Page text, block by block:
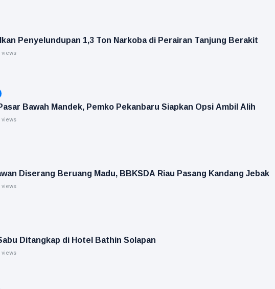
Penyelundupan 1,3 Ton Narkoba di Perairan Tanjung Berakit
views
Bawah Mandek, Pemko Pekanbaru Siapkan Opsi Ambil Alih
views
Diserang Beruang Madu, BBKSDA Riau Pasang Kandang Jebak
views
Ditangkap di Hotel Bathin Solapan
views